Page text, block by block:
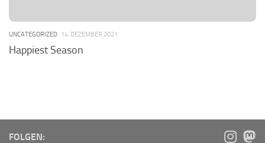
UNCATEGORIZED 14. DEZEMBER 2021
Happiest Season
FOLGEN: